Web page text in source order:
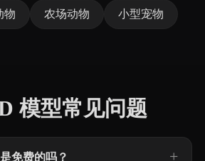
物 农场动物 小型宠物
模型常见问题
免费的吗？